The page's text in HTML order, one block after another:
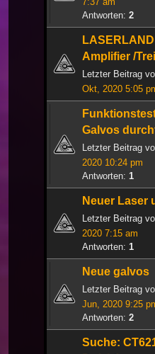
Antworten: 2
Amplifier /
Letzter Beitrag
Okt, 2020 5:05
Galvos
Letzter Beitrag
2020 10:24 pm
Antworten: 1
Neuer Laser
Letzter Beitrag
2020 7:15 am
Antworten: 1
Neue galvos
Letzter Beitrag
Jun, 2020 9:25
Antworten: 2
Suche: